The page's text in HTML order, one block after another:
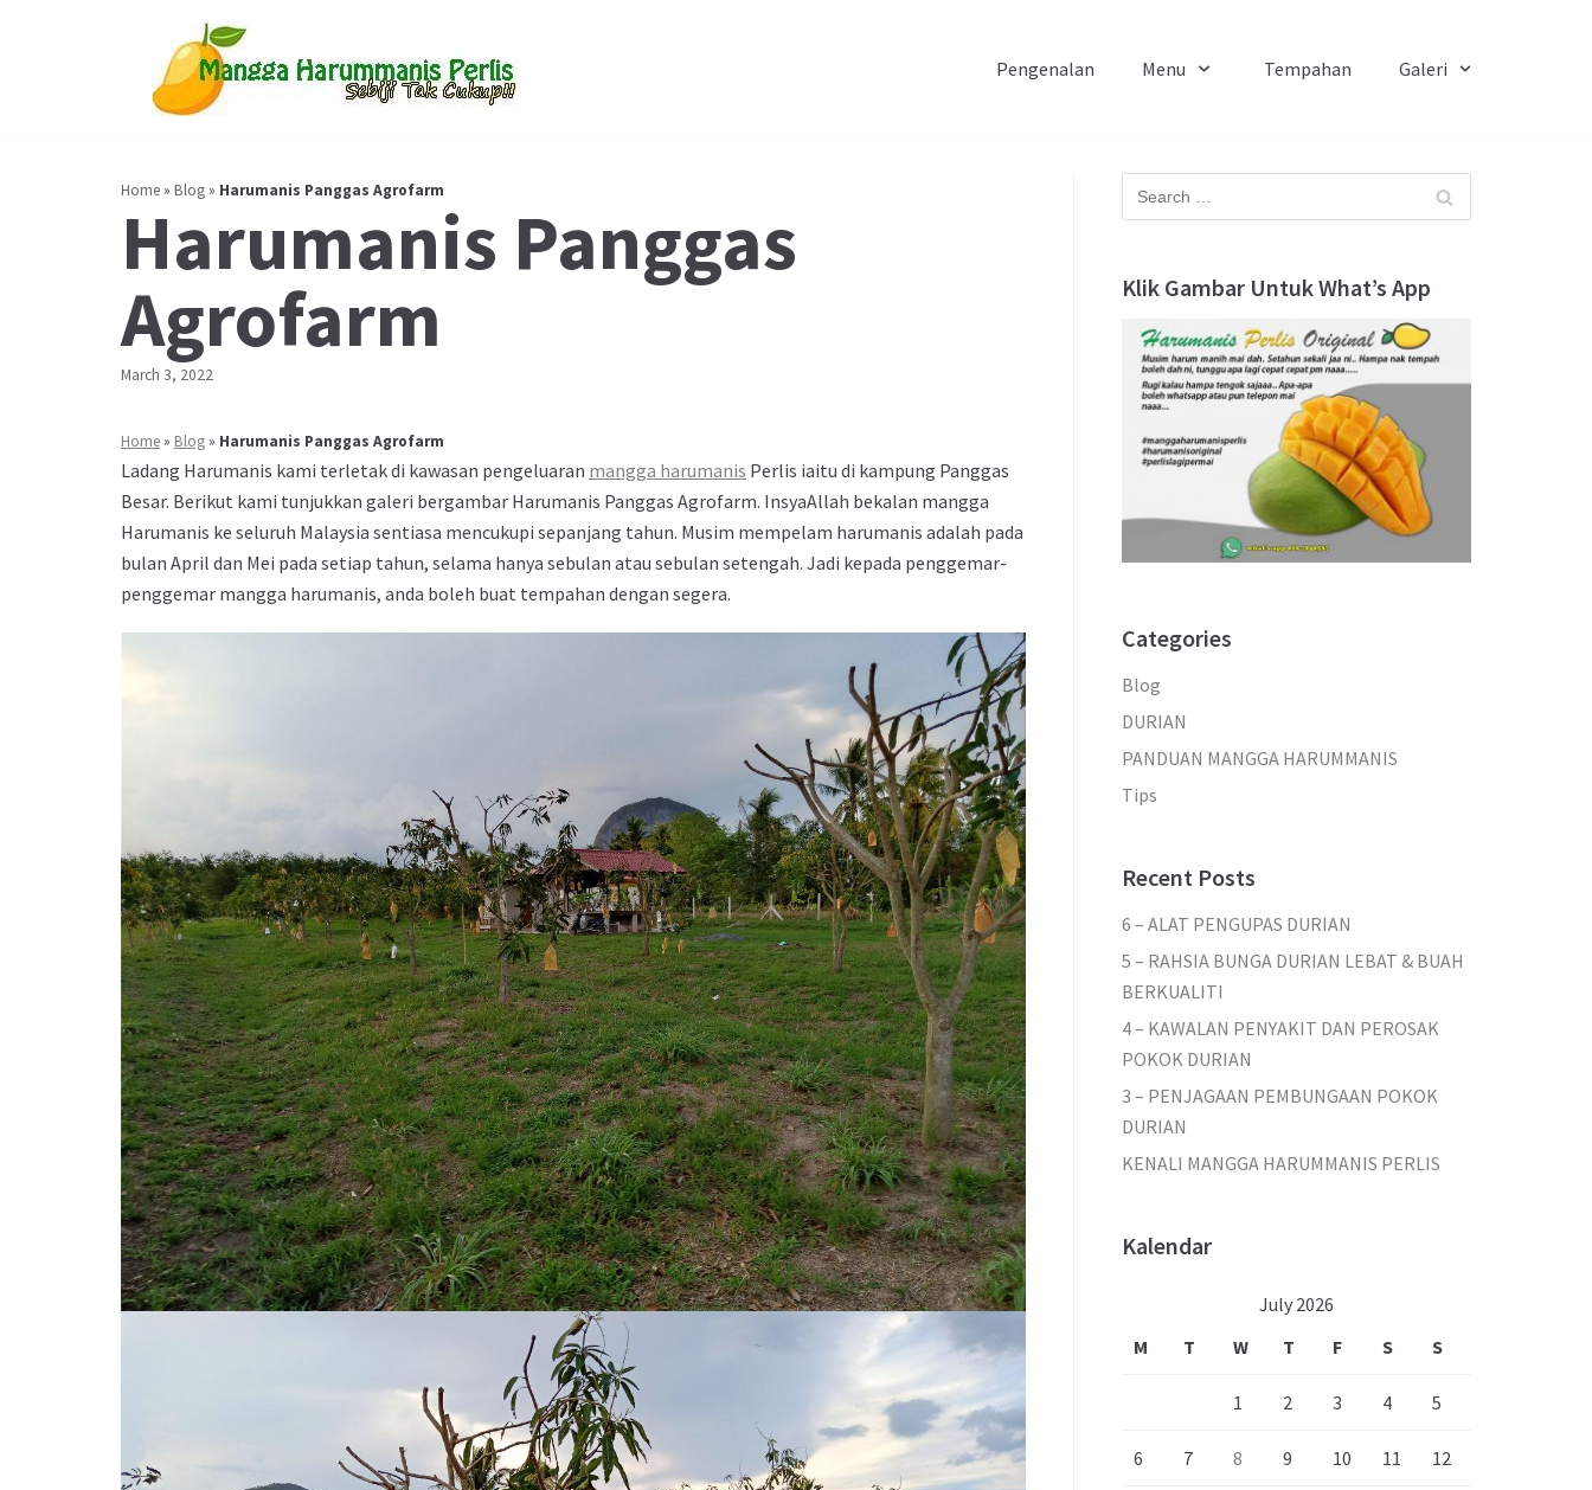
Pengenalan Menu Tempahan Galeri
Home » Blog » Harumanis Panggas Agrofarm
Harumanis Panggas
Agrofarm
March 3, 2022
Home » Blog » Harumanis Panggas Agrofarm
Ladang Harumanis kami terletak di kawasan pengeluaran mangga harumanis Perlis iaitu di kampung Panggas
Besar. Berikut kami tunjukkan galeri bergambar Harumanis Panggas Agrofarm. InsyaAllah bekalan mangga
Harumanis ke seluruh Malaysia sentiasa mencukupi sepanjang tahun. Musim mempelam harumanis adalah pada
bulan April dan Mei pada setiap tahun, selama hanya sebulan atau sebulan setengah. Jadi kepada penggemar-
penggemar mangga harumanis, anda boleh buat tempahan dengan segera.
Klik Gambar Untuk What’s App
Categories
Blog
DURIAN
PANDUAN MANGGA HARUMMANIS
Tips
Recent Posts
6 – ALAT PENGUPAS DURIAN
5 – RAHSIA BUNGA DURIAN LEBAT & BUAH
BERKUALITI
4 – KAWALAN PENYAKIT DAN PEROSAK
POKOK DURIAN
3 – PENJAGAAN PEMBUNGAAN POKOK
DURIAN
KENALI MANGGA HARUMMANIS PERLIS
Kalendar
July 2026
M
T W T F S S
1 2 3 4 5
6 7 8 9 10 11 12